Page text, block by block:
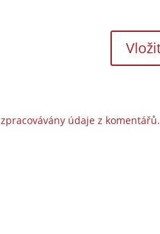
údaje z komentářů.